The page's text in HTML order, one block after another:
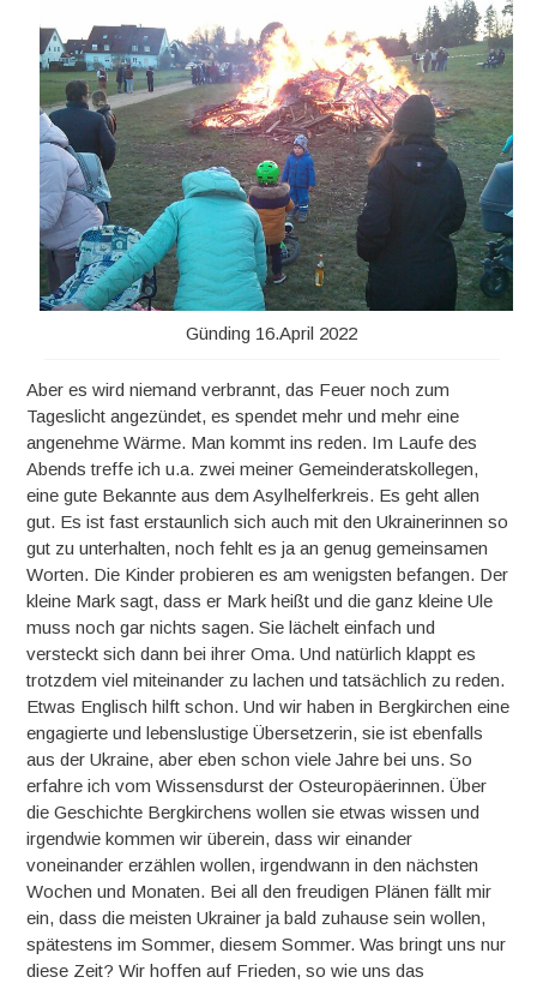
Günding 16.April 2022
Aber es wird niemand verbrannt, das Feuer noch zum
Tageslicht angezündet, es spendet mehr und mehr eine
angenehme Wärme. Man kommt ins reden. Im Laufe des
Abends treffe ich u.a. zwei meiner Gemeinderatskollegen,
eine gute Bekannte aus dem Asylhelferkreis. Es geht allen
gut. Es ist fast erstaunlich sich auch mit den Ukrainerinnen so
gut zu unterhalten, noch fehlt es ja an genug gemeinsamen
Worten. Die Kinder probieren es am wenigsten befangen. Der
kleine Mark sagt, dass er Mark heißt und die ganz kleine Ule
muss noch gar nichts sagen. Sie lächelt einfach und
versteckt sich dann bei ihrer Oma. Und natürlich klappt es
trotzdem viel miteinander zu lachen und tatsächlich zu reden.
Etwas Englisch hilft schon. Und wir haben in Bergkirchen eine
engagierte und lebenslustige Übersetzerin, sie ist ebenfalls
aus der Ukraine, aber eben schon viele Jahre bei uns. So
erfahre ich vom Wissensdurst der Osteuropäerinnen. Über
die Geschichte Bergkirchens wollen sie etwas wissen und
irgendwie kommen wir überein, dass wir einander
voneinander erzählen wollen, irgendwann in den nächsten
Wochen und Monaten. Bei all den freudigen Plänen fällt mir
ein, dass die meisten Ukrainer ja bald zuhause sein wollen,
spätestens im Sommer, diesem Sommer. Was bringt uns nur
diese Zeit? Wir hoffen auf Frieden, so wie uns das